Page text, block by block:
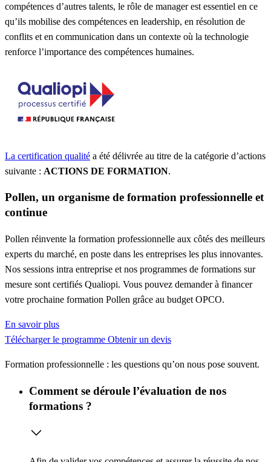
compétences d’autres talents, le rôle de manager est essentiel en ce
qu’ils mobilise des compétences en leadership, en résolution de
conflits et en communication dans un contexte où la technologie
renforce l’importance des compétences humaines.
La certification qualité a été délivrée au titre de la catégorie d’actions
suivante : ACTIONS DE FORMATION.
Pollen, un organisme de formation professionnelle et
continue
Pollen réinvente la formation professionnelle aux côtés des meilleurs
experts du marché, en poste dans les entreprises les plus innovantes.
Nos sessions intra entreprise et nos programmes de formations sur
mesure sont certifiés Qualiopi. Vous pouvez demander à financer
votre prochaine formation Pollen grâce au budget OPCO.
En savoir plus
Télécharger le programme Obtenir un devis
Formation professionnelle : les questions qu’on nous pose souvent.
Comment se déroule l’évaluation de nos
formations ?